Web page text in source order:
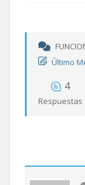
Último
4
Respuestas